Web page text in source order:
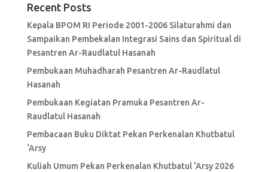
Recent Posts
Kepala BPOM RI Periode 2001-2006 Silaturahmi dan
Sampaikan Pembekalan Integrasi Sains dan Spiritual di
Pesantren Ar-Raudlatul Hasanah
Pembukaan Muhadharah Pesantren Ar-Raudlatul
Hasanah
Pembukaan Kegiatan Pramuka Pesantren Ar-
Raudlatul Hasanah
Pembacaan Buku Diktat Pekan Perkenalan Khutbatul
‘Arsy
Kuliah Umum Pekan Perkenalan Khutbatul ‘Arsy 2026